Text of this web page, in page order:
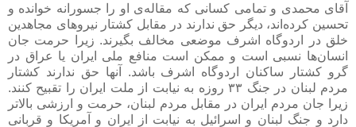
آقای محمدی و تمامی کسانی که مقاله‌ی او را جسورانه خوانده و
تحسین کرده‌اند، دیگر حق ندارند در مقابل کشتار نیروهای مجاهدین
خلق در اردوگاه اشرف موضعی مخالف بگیرند. زیرا حرمت جان
انسان‌ها نسبی است و ممکن است منافع ملی ایران یا عراق در
گرو کشتار ساکنان اردوگاه اشرف باشد. آنها حق ندارند کشتار
مردم لبنان در جنگ ۳۳ روزه به نیابت از ملت ایران را تقبیح کنند.
زیرا جان مردم ایران در مقابل مردم لبنان، حرمت و ارزشی بالاتر
دارد و جنگ لبنان و اسرائیل به نیابت از ایران و آمریکا و قربانی